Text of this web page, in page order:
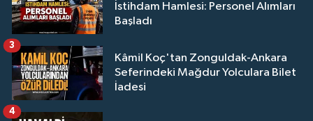
İstihdam Hamlesi: Personel Alımları
Başladı
Kâmil Koç'tan Zonguldak-Ankara
Seferindeki Mağdur Yolculara Bilet
İadesi
3
4